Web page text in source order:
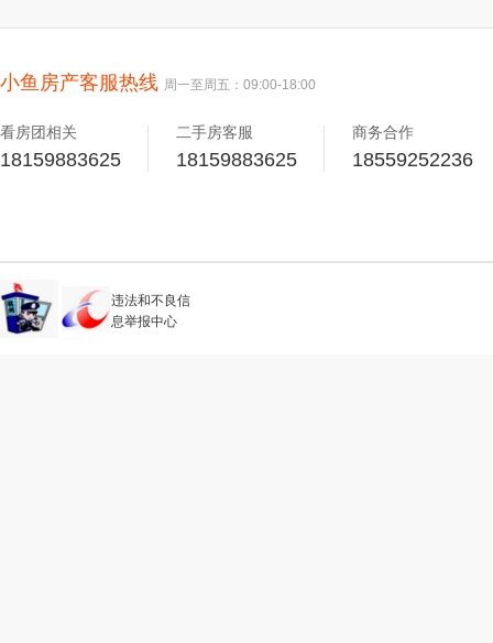
小鱼房产客服热线 周一至周五：09:00-18:00
看房团相关
18159883625
二手房客服
18159883625
商务合作
18559252236
违法和不良信
息举报中心